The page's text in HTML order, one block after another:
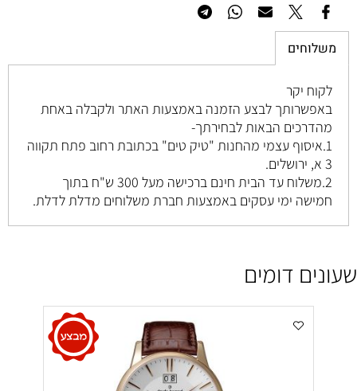
משלוחים
לקוח יקר
באפשרותך לבצע הזמנה באמצעות האתר ולקבלה באחת
מהדרכים הבאות לבחירתך-
1.איסוף עצמי מהחנות "טיק טים" בכתובת רחוב
פתח תקווה
3 א, ירושלים
.
2.משלוח עד הבית חינם ברכישה מעל 300 ש"ח בתוך
חמישה ימי עסקים באמצעות חברת משלוחים מדלת לדלת.
שעונים דומים